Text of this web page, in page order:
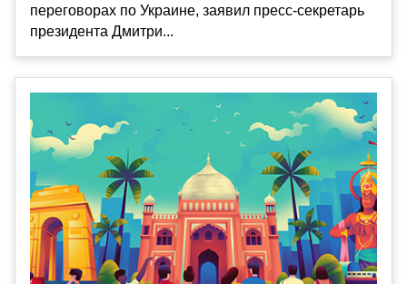
переговорах по Украине, заявил пресс-секретарь
президента Дмитри...